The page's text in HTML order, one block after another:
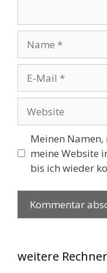
Mail
Meinen
meine Website
bis ich wieder
weitere Rechner